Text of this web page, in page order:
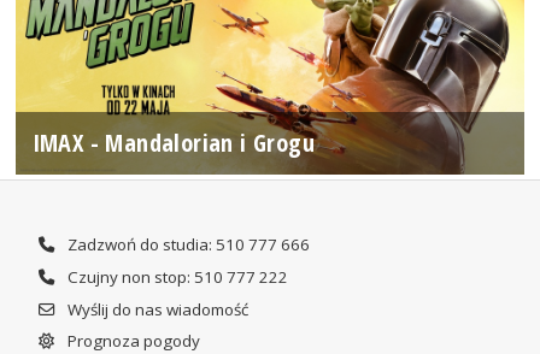
IMAX - Mandalorian i Grogu
Zadzwoń do studia: 510 777 666
Czujny non stop: 510 777 222
Wyślij do nas wiadomość
Prognoza pogody